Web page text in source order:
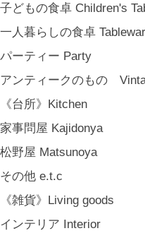
子どもの食卓 Children's
一人暮らしの食卓
パーティー Party
アンティークのもの
《台所》Kitchen
家事問屋 Kajidonya
松野屋 Matsunoya
その他 e.t.c
《雑貨》Living goods
インテリア Interior